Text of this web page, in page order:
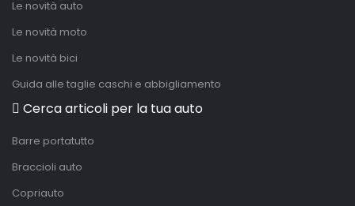
Le novità auto
Le novità moto
Le novità bici
Guida alle taglie caschi e abbigliamento
Cerca articoli per la tua auto
Barre portatutto
Braccioli auto
Copriauto